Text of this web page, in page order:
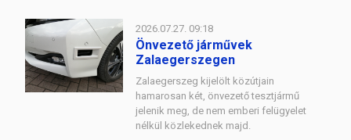
2026.07.27. 09:18
Önvezető járművek
Zalaegerszegen
Zalaegerszeg kijelölt közútjain
hamarosan két, önvezető tesztjármű
jelenik meg, de nem emberi felügyelet
nélkül közlekednek majd.